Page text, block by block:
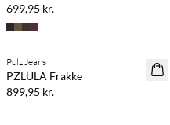
699,95 kr.
NYHED
Pulz Jeans
PZLULA Frakke
899,95 kr.